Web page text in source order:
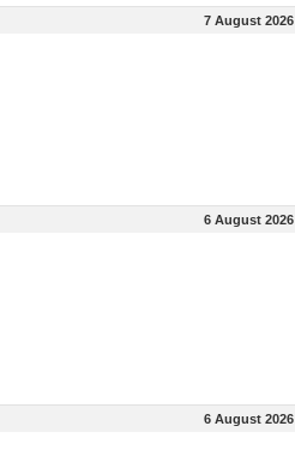
7 August 2026
6 August 2026
6 August 2026